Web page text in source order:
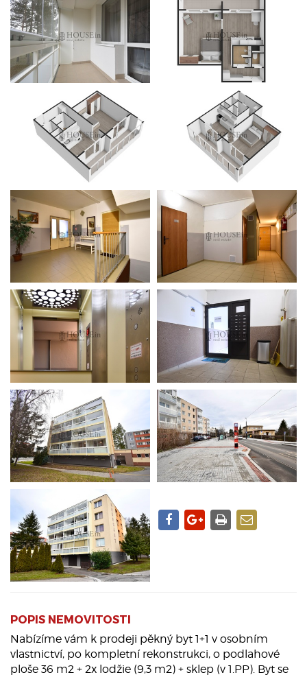
POPIS NEMOVITOSTI
Nabízíme vám k prodeji pěkný byt 1+1 v osobním
vlastnictví, po kompletní rekonstrukci, o podlahové
ploše 36 m2 + 2x lodžie (9,3 m2) + sklep (v 1.PP). Byt se